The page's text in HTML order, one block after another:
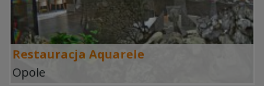
Restauracja Aquarele
Opole